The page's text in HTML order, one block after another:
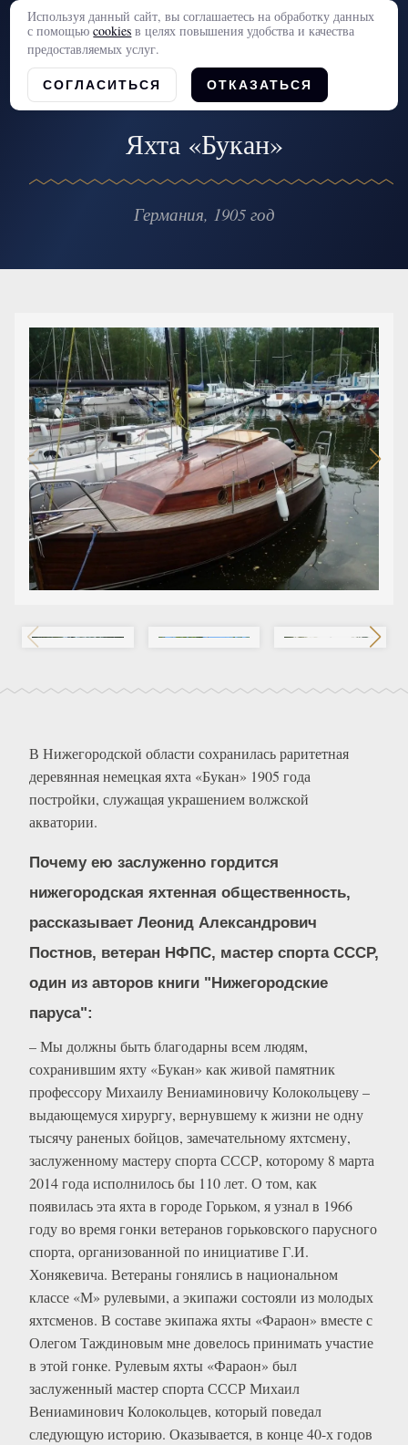
Яхта «Букан»
Германия, 1905 год
В Нижегородской области сохранилась раритетная
деревянная немецкая яхта «Букан» 1905 года
постройки, служащая украшением волжской
акватории.
Почему ею заслуженно гордится
нижегородская яхтенная общественность,
рассказывает Леонид Александрович
Постнов, ветеран НФПС, мастер спорта СССР,
один из авторов книги "Нижегородские
паруса":
– Мы должны быть благодарны всем людям,
сохранившим яхту «Букан» как живой памятник
профессору Михаилу Вениаминовичу Колокольцеву –
выдающемуся хирургу, вернувшему к жизни не одну
тысячу раненых бойцов, замечательному яхтсмену,
заслуженному мастеру спорта СССР, которому 8 марта
2014 года исполнилось бы 110 лет. О том, как
появилась эта яхта в городе Горьком, я узнал в 1966
году во время гонки ветеранов горьковского парусного
спорта, организованной по инициативе Г.И.
Хонякевича. Ветераны гонялись в национальном
классе «М» рулевыми, а экипажи состояли из молодых
яхтсменов. В составе экипажа яхты «Фараон» вместе с
Олегом Таждиновым мне довелось принимать участие
в этой гонке. Рулевым яхты «Фараон» был
заслуженный мастер спорта СССР Михаил
Вениаминович Колокольцев, который поведал
следующую историю. Оказывается, в конце 40-х годов
Используя данный сайт, вы соглашаетесь на обработку данных
с помощьюcookies в целях повышения удобства и качества
предоставляемых услуг.
СОГЛАСИТЬСЯ ОТКАЗАТЬСЯ